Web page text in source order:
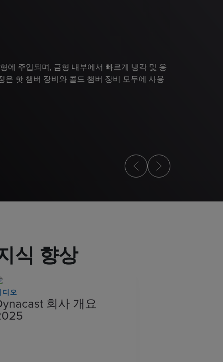
에 주입되며, 금형 내부에서 빠르게 냉각 및 응
핫 챔버 장비와 콜드 챔버 장비 모두에 사용
식 향상
디오
회사 개요